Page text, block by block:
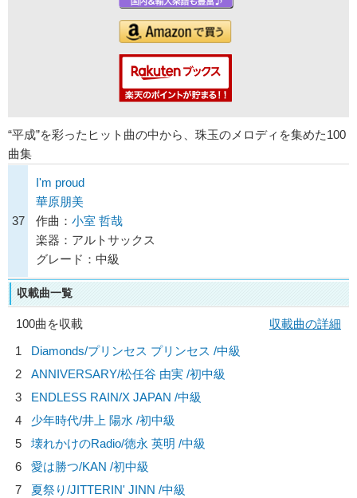
“平成”を彩ったヒット曲の中から、珠玉のメロディを集めた100
曲集
37
I'm proud
華原朋美
作曲： 小室 哲哉
楽器：アルトサックス
グレード：中級
収載曲一覧
100曲を収載
収載曲の詳細
1
Diamonds/プリンセス プリンセス /中級
2
ANNIVERSARY/松任谷 由実 /初中級
3
ENDLESS RAIN/X JAPAN /中級
4
少年時代/井上 陽水 /初中級
5
壊れかけのRadio/徳永 英明 /中級
6
愛は勝つ/KAN /初中級
7
夏祭り/JITTERIN' JINN /中級